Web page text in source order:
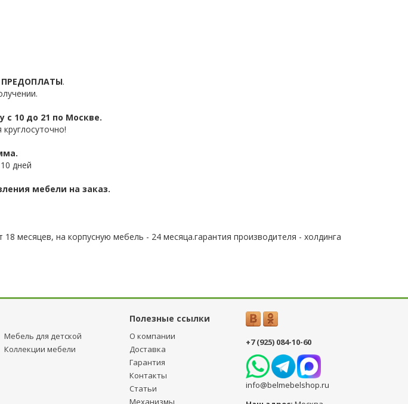
ПРЕДОПЛАТЫ.
с 10 до 21 по Москве.
дней
мебели на заказ.
месяцев, на корпусную мебель - 24 месяца.гарантия производителя - холдинга
Полезные ссылки
Мебель для детcкой
Коллекции мебели
О компании
Доставка
Гарантия
Контакты
Статьи
Механизмы
+7 (925) 084-10-60
info@belmebelshop.ru